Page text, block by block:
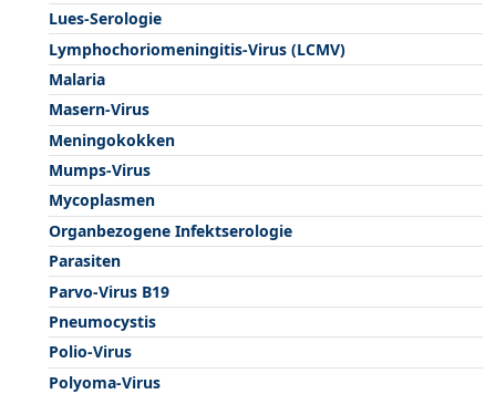
Lues-Serologie
Lymphochoriomeningitis-Virus (LCMV)
Malaria
Masern-Virus
Meningokokken
Mumps-Virus
Mycoplasmen
Organbezogene Infektserologie
Parasiten
Parvo-Virus B19
Pneumocystis
Polio-Virus
Polyoma-Virus